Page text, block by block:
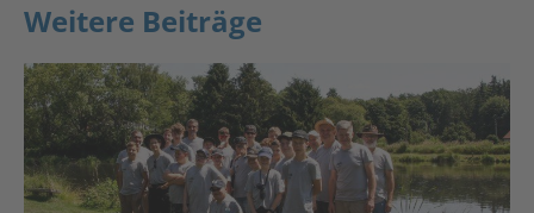
Weitere Beiträge